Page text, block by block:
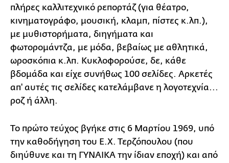
πλήρες καλλιτεχνικό ρεπορτάζ (για θέατρο,
κινηματογράφο, μουσική, κλαμπ, πίστες κ.λπ.),
με μυθιστορήματα, διηγήματα και
φωτορομάντζα, με μόδα, βεβαίως με αθλητικά,
ωροσκόπια κ.λπ. Κυκλοφορούσε, δε, κάθε
βδομάδα και είχε συνήθως 100 σελίδες. Αρκετές
απ' αυτές τις σελίδες κατελάμβανε η λογοτεχνία...
ροζ ή άλλη.
Το πρώτο τεύχος βγήκε στις 6 Μαρτίου 1969, υπό
την καθοδήγηση του Ε.Χ. Τερζόπουλου (που
διηύθυνε και τη ΓΥΝΑΙΚΑ την ίδιαν εποχή) και από